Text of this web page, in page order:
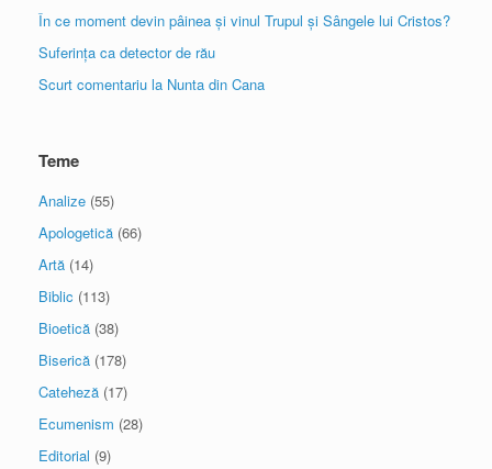
În ce moment devin pâinea și vinul Trupul și Sângele lui Cristos?
Suferința ca detector de rău
Scurt comentariu la Nunta din Cana
Teme
Analize (55)
Apologetică (66)
Artă (14)
Biblic (113)
Bioetică (38)
Biserică (178)
Cateheză (17)
Ecumenism (28)
Editorial (9)